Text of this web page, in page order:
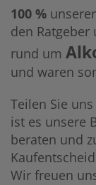
100 %
den Ratgeber
rund um
und waren
Teilen Sie
ist es unsere
beraten und
Wir freuen